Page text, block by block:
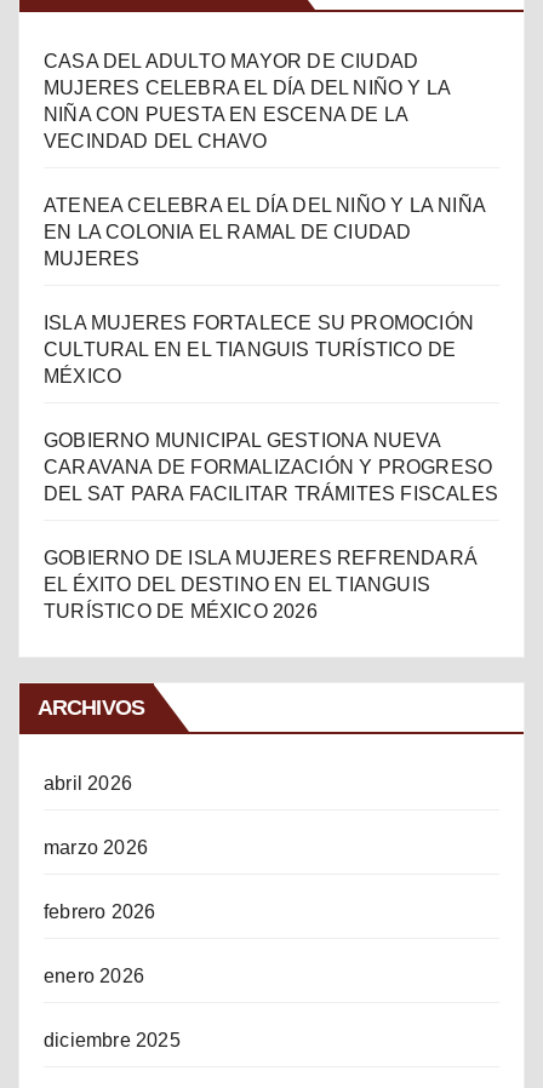
CASA DEL ADULTO MAYOR DE CIUDAD
MUJERES CELEBRA EL DÍA DEL NIÑO Y LA
NIÑA CON PUESTA EN ESCENA DE LA
VECINDAD DEL CHAVO
ATENEA CELEBRA EL DÍA DEL NIÑO Y LA NIÑA
EN LA COLONIA EL RAMAL DE CIUDAD
MUJERES
ISLA MUJERES FORTALECE SU PROMOCIÓN
CULTURAL EN EL TIANGUIS TURÍSTICO DE
MÉXICO
GOBIERNO MUNICIPAL GESTIONA NUEVA
CARAVANA DE FORMALIZACIÓN Y PROGRESO
DEL SAT PARA FACILITAR TRÁMITES FISCALES
GOBIERNO DE ISLA MUJERES REFRENDARÁ
EL ÉXITO DEL DESTINO EN EL TIANGUIS
TURÍSTICO DE MÉXICO 2026
ARCHIVOS
abril 2026
marzo 2026
febrero 2026
enero 2026
diciembre 2025